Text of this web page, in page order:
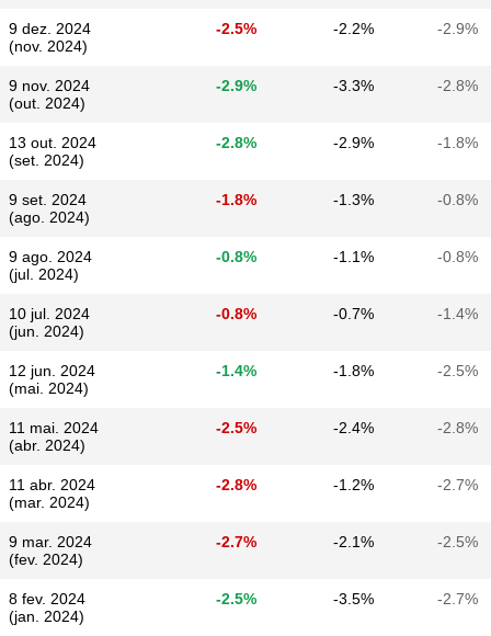
9 dez. 2024
(nov. 2024)
-2.5% -2.2% -2.9%
9 nov. 2024
(out. 2024)
-2.9% -3.3% -2.8%
13 out. 2024
(set. 2024)
-2.8% -2.9% -1.8%
9 set. 2024
(ago. 2024)
-1.8% -1.3% -0.8%
9 ago. 2024
(jul. 2024)
-0.8% -1.1% -0.8%
10 jul. 2024
(jun. 2024)
-0.8% -0.7% -1.4%
12 jun. 2024
(mai. 2024)
-1.4% -1.8% -2.5%
11 mai. 2024
(abr. 2024)
-2.5% -2.4% -2.8%
11 abr. 2024
(mar. 2024)
-2.8% -1.2% -2.7%
9 mar. 2024
(fev. 2024)
-2.7% -2.1% -2.5%
8 fev. 2024
(jan. 2024)
-2.5% -3.5% -2.7%